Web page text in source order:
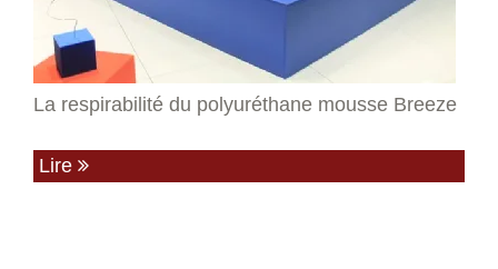
La respirabilité du polyuréthane mousse Breeze
Lire